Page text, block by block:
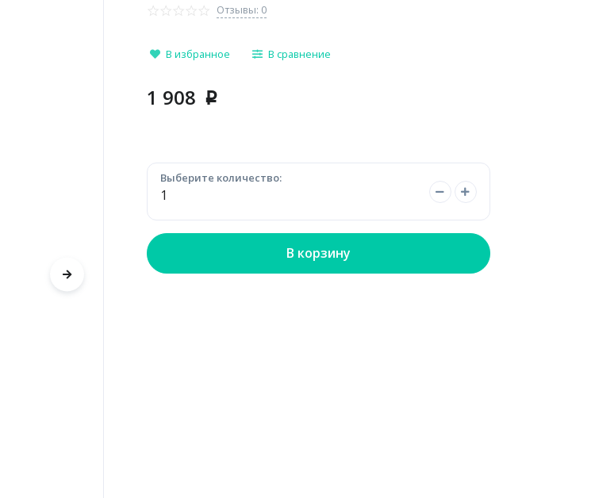
Отзывы: 0
В избранное В сравнение
1 908 p
Выберите количество:
В корзину